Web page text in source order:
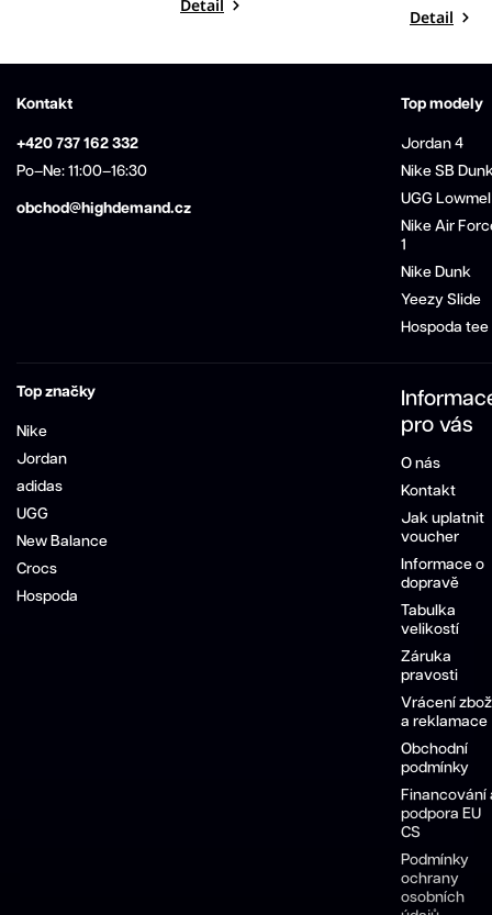
Detail
Detail
Kontakt
+420 737 162 332
Po–Ne: 11:00–16:30
obchod@highdemand.cz
Top modely
Jordan 4
Nike SB
UGG Lowmel
Nike Air
1
Nike Dunk
Yeezy Slide
Hospoda tee
Top značky
Nike
Jordan
adidas
UGG
New Balance
Crocs
Hospoda
pro vás
O nás
Kontakt
Jak uplatnit
voucher
Informace o
dopravě
Tabulka
velikostí
Záruka
pravosti
Vrácení
a reklamace
Obchodní
podmínky
Financování
podpora EU
CS
Podmínky
ochrany
osobních